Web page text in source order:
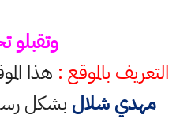
وتقبلو
التعريف بالموقع : هذا
مهدي شلال بشكل